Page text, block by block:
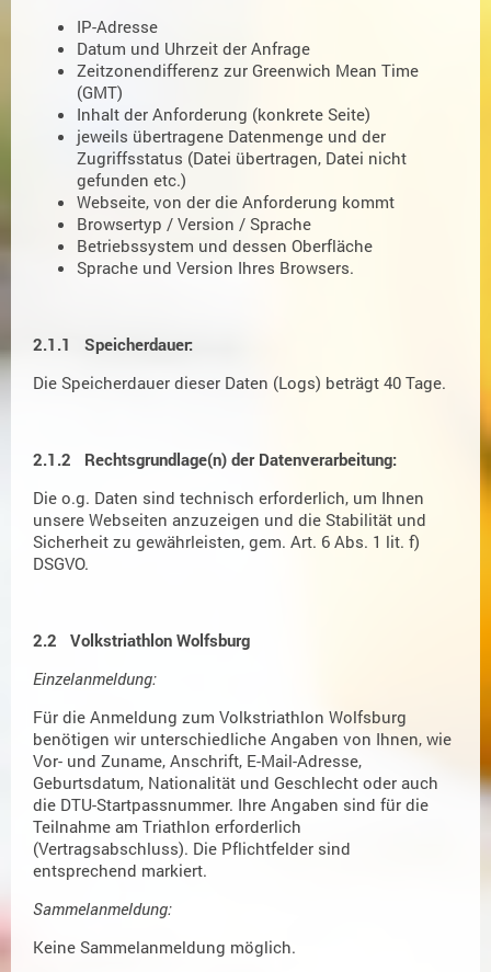
IP-Adresse
Datum und Uhrzeit der Anfrage
Zeitzonendifferenz zur Greenwich Mean Time
(GMT)
Inhalt der Anforderung (konkrete Seite)
jeweils übertragene Datenmenge und der
Zugriffsstatus (Datei übertragen, Datei nicht
gefunden etc.)
Webseite, von der die Anforderung kommt
Browsertyp / Version / Sprache
Betriebssystem und dessen Oberfläche
Sprache und Version Ihres Browsers.
2.1.1 Speicherdauer:
Die Speicherdauer dieser Daten (Logs) beträgt 40 Tage.
2.1.2 Rechtsgrundlage(n) der Datenverarbeitung:
Die o.g. Daten sind technisch erforderlich, um Ihnen
unsere Webseiten anzuzeigen und die Stabilität und
Sicherheit zu gewährleisten, gem. Art. 6 Abs. 1 lit. f)
DSGVO.
2.2 Volkstriathlon Wolfsburg
Einzelanmeldung:
Für die Anmeldung zum Volkstriathlon Wolfsburg
benötigen wir unterschiedliche Angaben von Ihnen, wie
Vor- und Zuname, Anschrift, E-Mail-Adresse,
Geburtsdatum, Nationalität und Geschlecht oder auch
die DTU-Startpassnummer. Ihre Angaben sind für die
Teilnahme am Triathlon erforderlich
(Vertragsabschluss). Die Pflichtfelder sind
entsprechend markiert.
Sammelanmeldung:
Keine Sammelanmeldung möglich.